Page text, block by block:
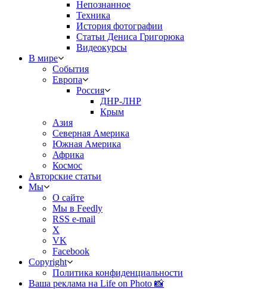
Непознанное
Техника
История фотографии
Статьи Дениса Григорюка
Видеокурсы
В мире
События
Европа
Россия
ДНР-ЛНР
Крым
Азия
Северная Америка
Южная Америка
Африка
Космос
Авторские статьи
Мы
О сайте
Мы в Feedly
RSS e-mail
X
VK
Facebook
Copyright
Политика конфиденциальности
Ваша реклама на Life on Photo 📸